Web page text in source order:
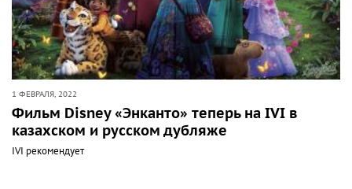
1 ФЕВРАЛЯ, 2022
Фильм Disney «Энканто» теперь на IVI в
казахском и русском дубляже
IVI рекомендует